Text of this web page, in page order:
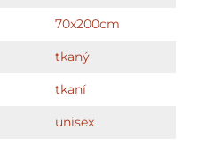
70x200cm
tkaný
tkaní
unisex